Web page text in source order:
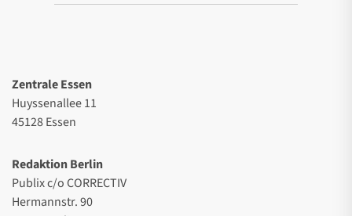
Zentrale Essen
Huyssenallee 11
45128 Essen
Redaktion Berlin
Publix c/o CORRECTIV
Hermannstr. 90